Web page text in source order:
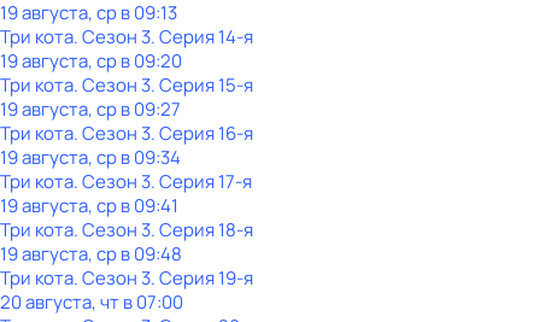
19 августа, ср в 09:13
Три кота. Сезон 3. Серия 14-я
19 августа, ср в 09:20
Три кота. Сезон 3. Серия 15-я
19 августа, ср в 09:27
Три кота. Сезон 3. Серия 16-я
19 августа, ср в 09:34
Три кота. Сезон 3. Серия 17-я
19 августа, ср в 09:41
Три кота. Сезон 3. Серия 18-я
19 августа, ср в 09:48
Три кота. Сезон 3. Серия 19-я
20 августа, чт в 07:00